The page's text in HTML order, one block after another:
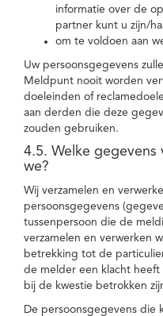
informatie over de
partner kunt u zijn/
om te voldoen aan
Uw persoonsgegevens
Meldpunt nooit worden
doeleinden of
aan derden die deze
zouden gebruiken.
4.5. Welke gegevens
we?
Wij verzamelen en
persoonsgegevens
tussenpersoon die de
verzamelen en verwerken
betrekking tot de
de melder een klacht
bij de kwestie betrokken
De persoonsgegevens die